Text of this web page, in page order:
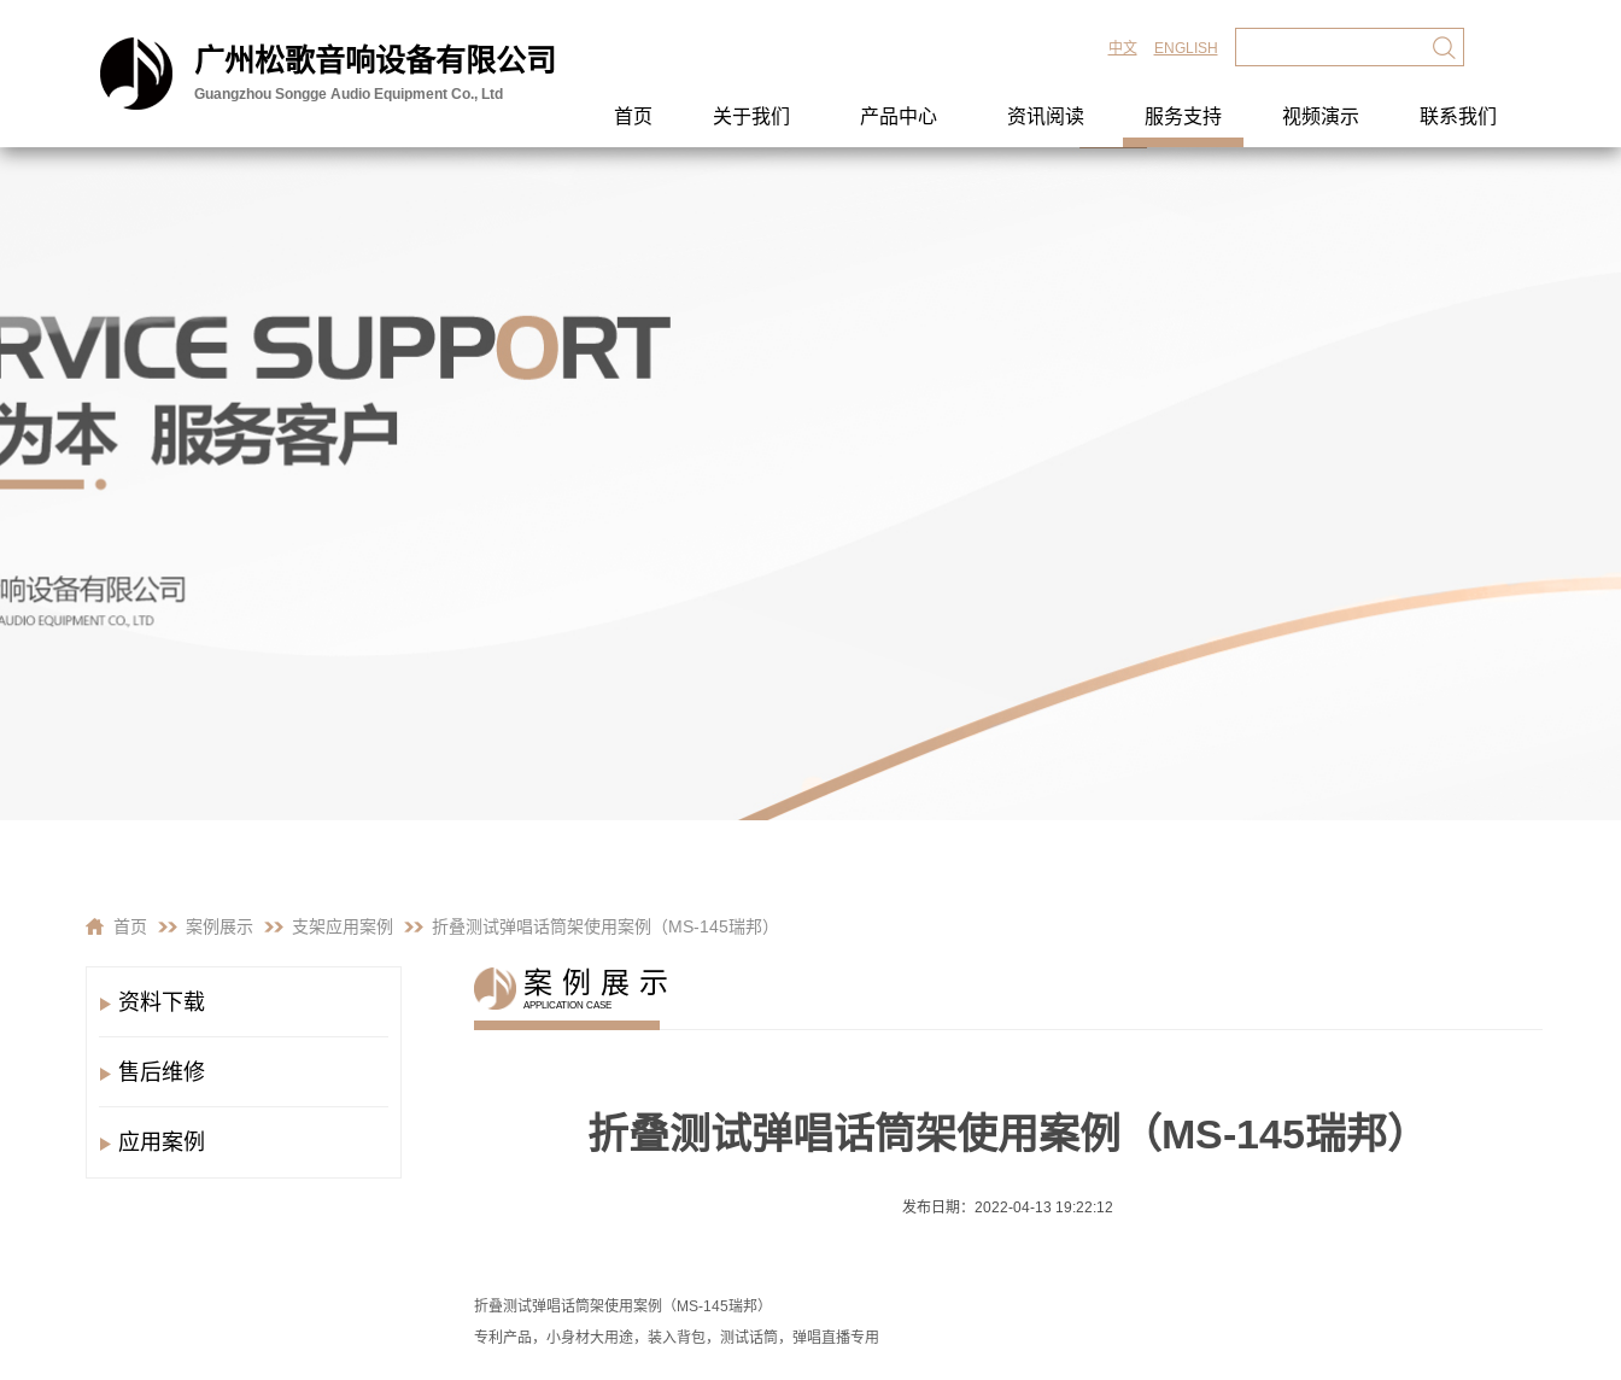
广州松歌音响设备有限公司
Guangzhou Songge Audio Equipment Co., Ltd
中文 ENGLISH
首页 关于我们 产品中心 资讯阅读 服务支持 视频演示 联系我们
首页 案例展示 支架应用案例 折叠测试弹唱话筒架使用案例（MS-145瑞邦）
资料下载
售后维修
应用案例
案例展示
APPLICATION CASE
折叠测试弹唱话筒架使用案例（MS-145瑞邦）
发布日期：2022-04-13 19:22:12
折叠测试弹唱话筒架使用案例（MS-145瑞邦）
专利产品，小身材大用途，装入背包，测试话筒，弹唱直播专用